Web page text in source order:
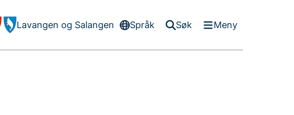
Lavangen og Salangen Språk Søk Meny